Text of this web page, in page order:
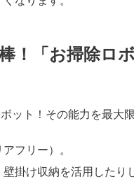
！「お掃除ロ
ット！その能力を最大
フリー）。
掛け収納を活用したり